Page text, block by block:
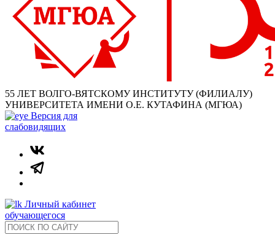
55 ЛЕТ ВОЛГО-ВЯТСКОМУ ИНСТИТУТУ (ФИЛИАЛУ)
УНИВЕРСИТЕТА ИМЕНИ О.Е. КУТАФИНА (МГЮА)
Версия для
слабовидящих
Личный кабинет
обучающегося